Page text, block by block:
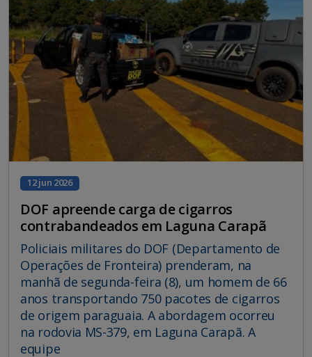
12 jun 2026
DOF apreende carga de cigarros
contrabandeados em Laguna Carapã
Policiais militares do DOF (Departamento de
Operações de Fronteira) prenderam, na
manhã de segunda-feira (8), um homem de 66
anos transportando 750 pacotes de cigarros
de origem paraguaia. A abordagem ocorreu
na rodovia MS-379, em Laguna Carapã. A
equipe